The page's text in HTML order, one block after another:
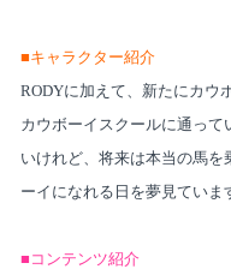
■キャラクター紹介
RODYに加えて、新たにカウ
カウボーイスクールに通って
いけれど、将来は本当の馬を
ーイになれる日を夢見ていま
■コンテンツ紹介